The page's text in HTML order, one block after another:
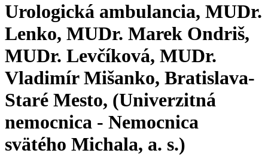
Urologická ambulancia, MUDr.
Lenko, MUDr. Marek Ondriš,
MUDr. Levčíková, MUDr.
Vladimír Mišanko, Bratislava-
Staré Mesto, (Univerzitná
nemocnica - Nemocnica
svätého Michala, a. s.)